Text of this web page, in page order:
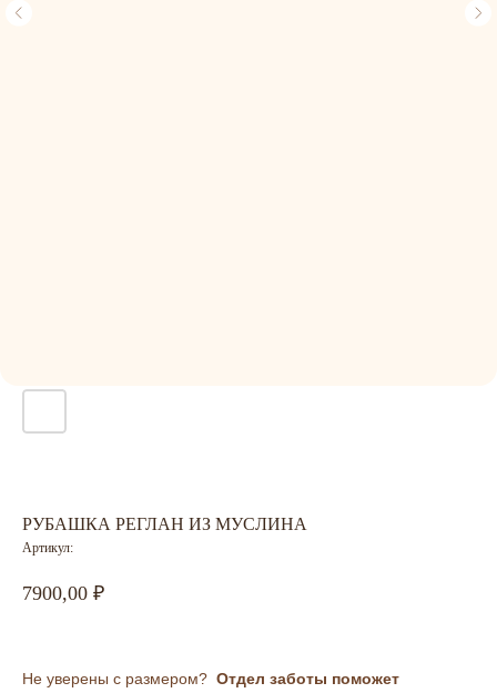
РУБАШКА РЕГЛАН ИЗ МУСЛИНА
Артикул:
7900,00
Не уверены с размером? Отдел заботы поможет